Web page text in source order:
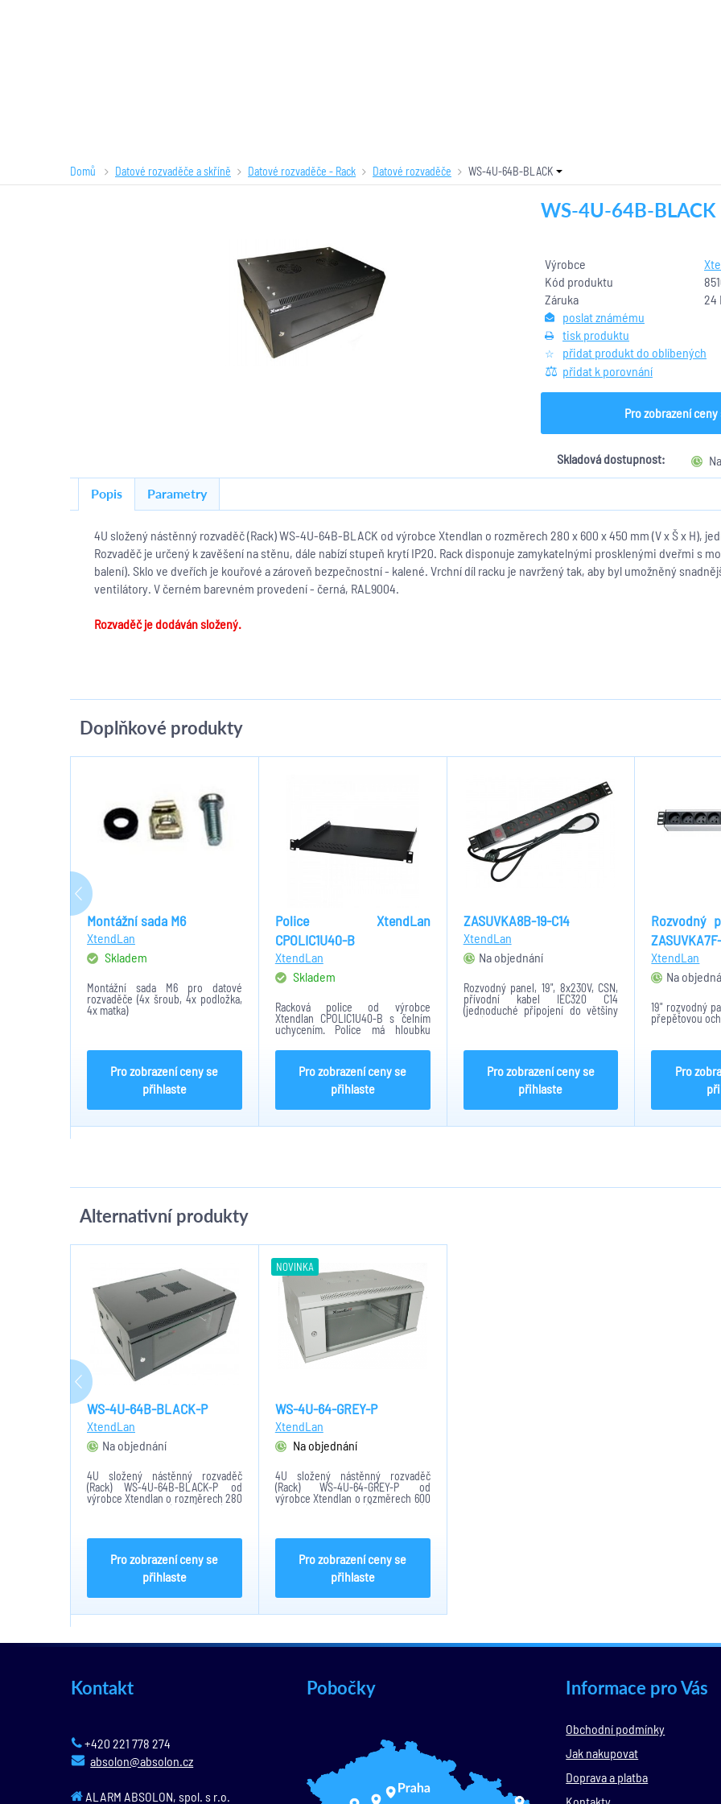
Domů Datové rozvaděče a skříně Datové rozvaděče - Rack Datové rozvaděče WS-4U-64B-BLACK
WS-4U-64B-BLACK
Výrobce
Kód produktu
Záruka
24
poslat známému
tisk produktu
přidat produkt do oblíbených
přidat k porovnání
Pro zobrazení
Skladová dostupnost:
Popis Parametry
4U složený nástěnný rozvaděč (Rack) WS-4U-64B-BLACK od výrobce Xtendlan o rozměrech 280 x 600 x 450 mm (V x Š x H),
Rozvaděč je určený k zavěšení na stěnu, dále nabízí stupeň krytí IP20. Rack disponuje zamykatelnými prosklenými dveřmi s
balení). Sklo ve dveřích je kouřové a zároveň bezpečnostní- kalené. Vrchní díl racku je navržený tak, aby byl umožněný
ventilátory. V černém barevném provedení- černá, RAL9004.
Rozvaděč je dodávánsložený.
Doplňkové produkty
Montážní sada M6
XtendLan
Skladem
Montážní sada M6 pro datové
rozvaděče (4x šroub, 4x podložka,
4x matka)
Pro zobrazení ceny se
přihlaste
Police XtendLan
CPOLIC1U40-B
XtendLan
Skladem
Racková police od výrobce
Xtendlan CPOLIC1U40-B s čelním
uchycením. Police má hloubku
400mm a je určená pro montáž do
libovolných 19" racků. Výška police
je 1U. Nosnost je 25kg.
Pro zobrazení ceny se
přihlaste
ZASUVKA8B-19-C14
XtendLan
Na objednání
Rozvodný panel, 19", 8x230V, ČSN,
přívodní kabel IEC320 C14
(jednoduché připojení do většiny
UPS), vypínač, indikátor napětí
Pro zobrazení ceny se
přihlaste
Rozvodný
XtendLan
Na
19" rozvodný
přepěťovou
Pro
Alternativní produkty
WS-4U-64B-BLACK-P
XtendLan
Na objednání
4U složený nástěnný rozvaděč
(Rack) WS-4U-64B-BLACK-P od
výrobce Xtendlan o rozměrech 280
x 600 x 450 mm (V x Š x H), 19“
s možností...
Pro zobrazení ceny se
přihlaste
NOVINKA
WS-4U-64-GREY-P
XtendLan
Na objednání
4U složený nástěnný rozvaděč
(Rack) WS-4U-64-GREY-P od
výrobce Xtendlan o rozměrech 600
x 450 x 280 mm (Š x H x V),k
dveřmi. Sklo ve dveřích je...
Pro zobrazení ceny se
přihlaste
Kontakt
+420 221 778 274
absolon@absolon.cz
ALARM ABSOLON, spol. s r.o.
Pobočky Informace pro Vás
Obchodní podmínky
Jak nakupovat
Doprava a platba